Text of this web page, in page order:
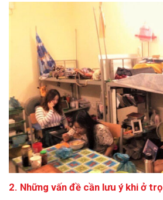
2. Những vấn đề cần lưu ý khi ở trọ